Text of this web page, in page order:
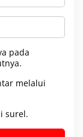
pada
melalui
surel.